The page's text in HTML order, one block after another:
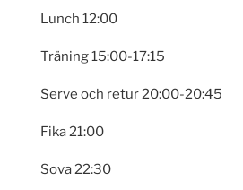
Lunch 12:00
Träning 15:00-17:15
Serve och retur 20:00-20:45
Fika 21:00
Sova 22:30